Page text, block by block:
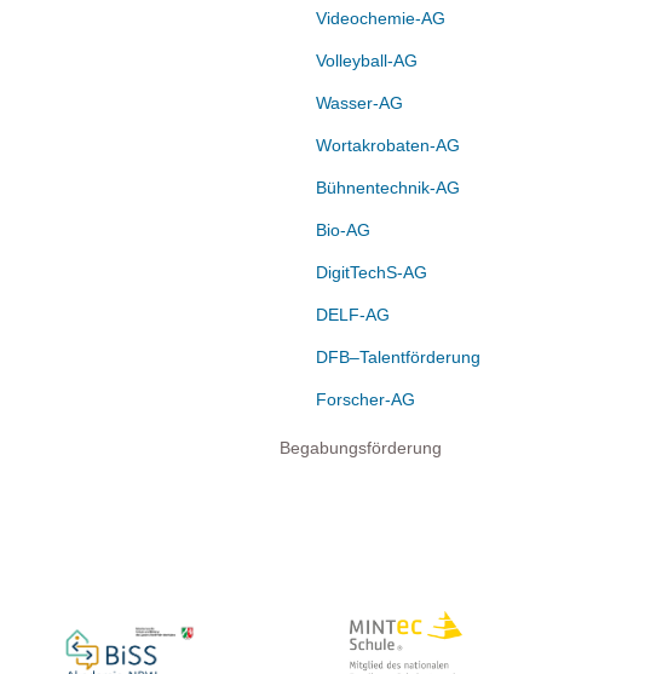
Videochemie-AG
Volleyball-AG
Wasser-AG
Wortakrobaten-AG
Bühnentechnik-AG
Bio-AG
DigitTechS-AG
DELF-AG
DFB–Talentförderung
Forscher-AG
Begabungsförderung